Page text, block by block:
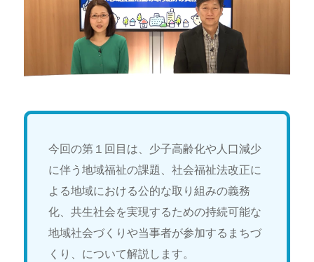
今回の第１回目は、少子高齢化や人口減少
に伴う地域福祉の課題、社会福祉法改正に
よる地域における公的な取り組みの義務
化、共生社会を実現するための持続可能な
地域社会づくりや当事者が参加するまちづ
くり、について解説します。